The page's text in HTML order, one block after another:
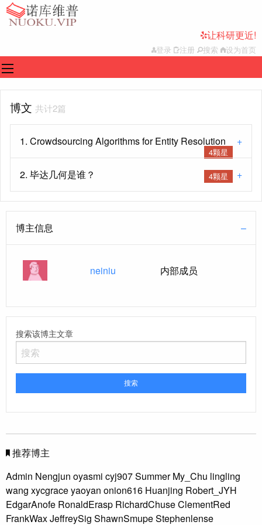
让科研更近!
登录 注册 搜索 设为首页
博文 共计2篇
1. Crowdsourcing Algorithms for Entity Resolution
4颗星
2. 毕达几何是谁？ 4颗星
博主信息
neiniu 内部成员
搜索该博主文章
推荐博主
Admin Nengjun oyasmi cyj907Summer My_Chu lingling
wang xycgraceyaoyan onion616 Huanjing Robert_JYH
EdgarAnofe RonaldErasp RichardChuseClementRed
FrankWaxJeffreySig ShawnSmupeStephenlense